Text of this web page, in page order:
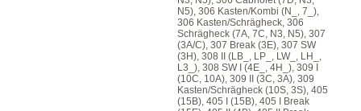
N5), 306 Kasten/Kombi (N_, 7_),
306 Kasten/Schrägheck, 306
Schrägheck (7A, 7C, N3, N5), 307
(3A/C), 307 Break (3E), 307 SW
(3H), 308 II (LB_, LP_, LW_, LH_,
L3_), 308 SW I (4E_, 4H_), 309 I
(10C, 10A), 309 II (3C, 3A), 309
Kasten/Schrägheck (10S, 3S), 405
(15B), 405 I (15B), 405 I Break